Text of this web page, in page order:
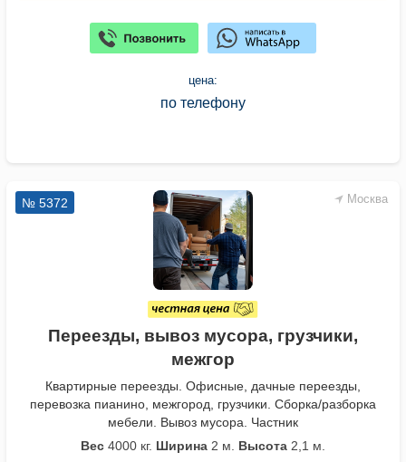
цена:
по телефону
Москва
№ 5372
Переезды, вывоз мусора, грузчики,
межгор
Квартирные переезды. Офисные, дачные переезды,
перевозка пианино, межгород, грузчики. Сборка/разборка
мебели. Вывоз мусора. Частник
Вес 4000 кг. Ширина 2 м. Высота 2,1 м.